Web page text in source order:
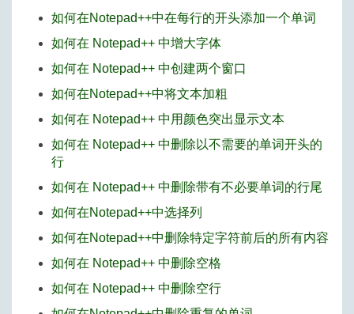
如何在Notepad++中在每行的开头添加一个单词
如何在 Notepad++ 中增大字体
如何在 Notepad++ 中创建两个窗口
如何在Notepad++中将文本加粗
如何在 Notepad++ 中用颜色突出显示文本
如何在 Notepad++ 中删除以不需要的单词开头的
行
如何在 Notepad++ 中删除带有不必要单词的行尾
如何在Notepad++中选择列
如何在Notepad++中删除特定字符前后的所有内容
如何在 Notepad++ 中删除空格
如何在 Notepad++ 中删除空行